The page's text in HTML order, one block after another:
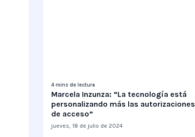
4 mins de lectura
Marcela Inzunza: “La tecnología está
personalizando más las autorizaciones
de acceso”
jueves, 18 de julio de 2024